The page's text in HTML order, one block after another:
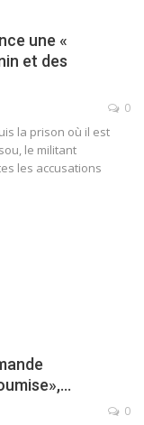
une «
et des
0
la prison où il est
le militant
les accusations
0